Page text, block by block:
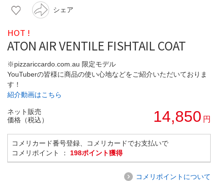
シェア
HOT !
ATON AIR VENTILE FISHTAIL COAT
※pizzariccardo.com.au 限定モデル
YouTuberの皆様に商品の使い心地などをご紹介いただいておりま
す！
紹介動画はこちら
ネット販売
価格（税込）
14,850 円
コメリカード番号登録、コメリカードでお支払いで
コメリポイント ： 198ポイント獲得
コメリポイントについて